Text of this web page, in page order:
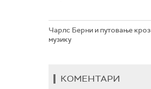
Чарлс Берни и путовање кроз
музику
КОМЕНТАРИ